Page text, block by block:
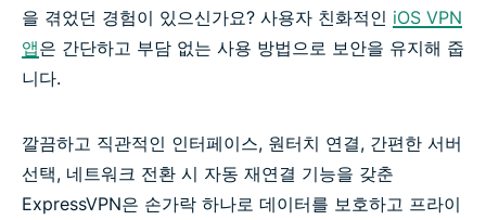
을 겪었던 경험이 있으신가요? 사용자 친화적인 iOS VPN
앱은 간단하고 부담 없는 사용 방법으로 보안을 유지해 줍
니다.
깔끔하고 직관적인 인터페이스, 원터치 연결, 간편한 서버
선택, 네트워크 전환 시 자동 재연결 기능을 갖춘
ExpressVPN은 손가락 하나로 데이터를 보호하고 프라이